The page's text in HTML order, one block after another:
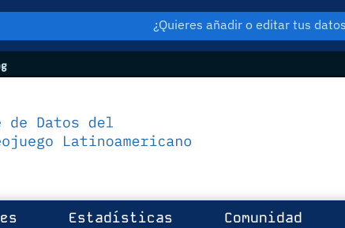
¿Quieres añadir o editar tus
Estadísticas Comunidad